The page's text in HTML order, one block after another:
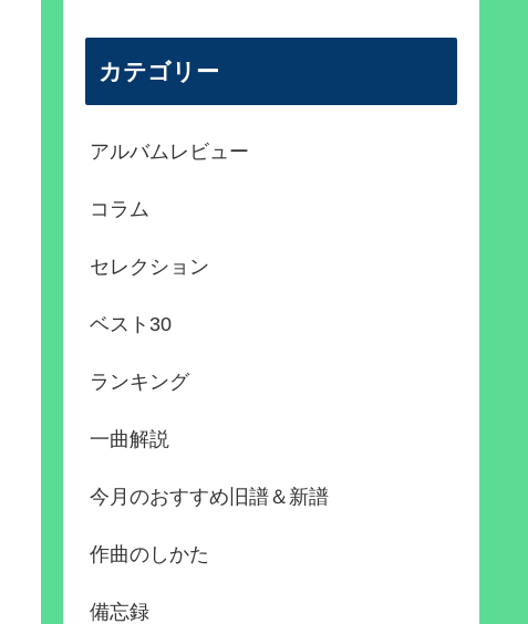
カテゴリー
アルバムレビュー
コラム
セレクション
ベスト30
ランキング
一曲解説
今月のおすすめ旧譜＆新譜
作曲のしかた
備忘録